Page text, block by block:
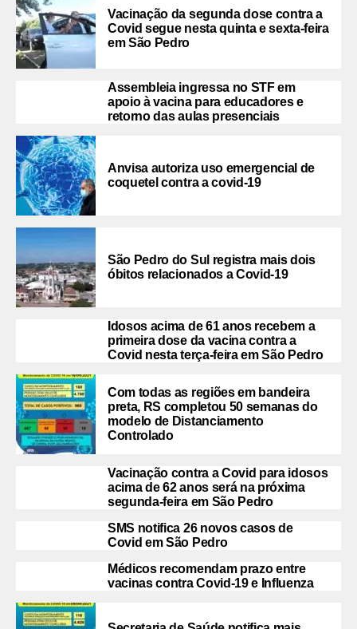
Vacinação da segunda dose contra a
Covid segue nesta quinta e sexta-feira
em São Pedro
Assembleia ingressa no STF em
apoio à vacina para educadores e
retorno das aulas presenciais
Anvisa autoriza uso emergencial de
coquetel contra a covid-19
São Pedro do Sul registra mais dois
óbitos relacionados a Covid-19
Idosos acima de 61 anos recebem a
primeira dose da vacina contra a
Covid nesta terça-feira em São Pedro
Com todas as regiões em bandeira
preta, RS completou 50 semanas do
modelo de Distanciamento
Controlado
Vacinação contra a Covid para idosos
acima de 62 anos será na próxima
segunda-feira em São Pedro
SMS notifica 26 novos casos de
Covid em São Pedro
Médicos recomendam prazo entre
vacinas contra Covid-19 e Influenza